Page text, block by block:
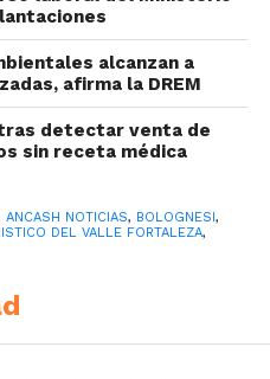
alcanzan a
afirma la DREM
detectar venta de
sin receta médica
ANCASH NOTICIAS, BOLOGNESI ,
DEL VALLE FORTALEZA,